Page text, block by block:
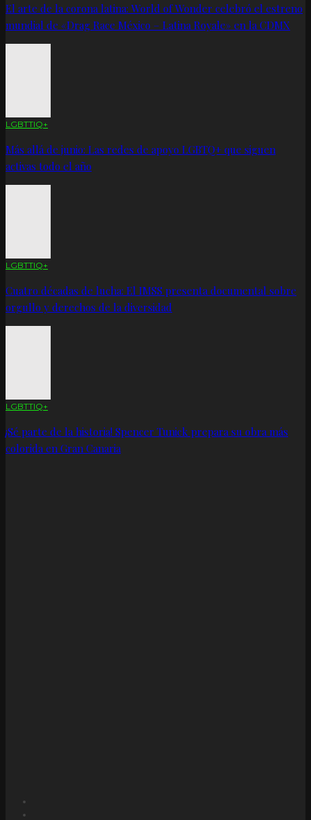
El arte de la corona latina: World of Wonder celebró el estreno
mundial de «Drag Race México – Latina Royale» en la CDMX
LGBTTIQ+
Más allá de junio: Las redes de apoyo LGBTQ+ que siguen
activas todo el año
LGBTTIQ+
Cuatro décadas de lucha: El IMSS presenta documental sobre
orgullo y derechos de la diversidad
LGBTTIQ+
¡Sé parte de la historia! Spencer Tunick prepara su obra más
colorida en Gran Canaria